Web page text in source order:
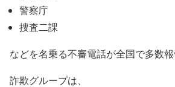
警察庁
捜査二課
などを名乗る不審電話が全国で多数報
詐欺グループは、